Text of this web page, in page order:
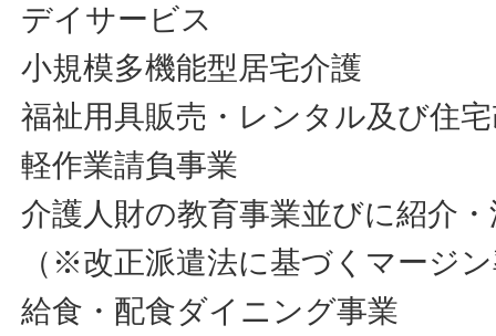
デイサービス
小規模多機能型居宅介護
福祉用具販売・レンタル及び住
軽作業請負事業
介護人財の教育事業並びに紹介
（※改正派遣法に基づくマージ
給食・配食ダイニング事業